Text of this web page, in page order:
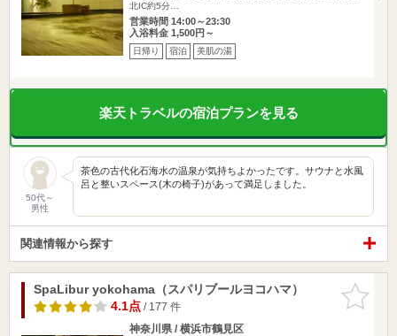
北IC約5分…
営業時間 14:00～23:30
入浴料金 1,500円～
日帰り 宿泊 美肌の湯
楽天トラベルの宿泊プランを見る
50代～
男性
茶色の古代化石海水の温泉が気持ちよかったです。サウナと水風
呂と整いスペース(木の椅子)があって満足しました。
関連情報から探す
お気に入
りに追加
SpaLibur yokohama（スパリブールヨコハマ）
4.1点/ 177 件
神奈川県 / 横浜市鶴見区